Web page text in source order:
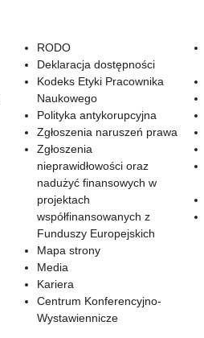
RODO
Deklaracja dostępności
Kodeks Etyki Pracownika
Naukowego
Polityka antykorupcyjna
Zgłoszenia naruszeń prawa
Zgłoszenia
nieprawidłowości oraz
nadużyć finansowych w
projektach
współfinansowanych z
Funduszy Europejskich
Mapa strony
Media
Kariera
Centrum Konferencyjno-
Wystawiennicze